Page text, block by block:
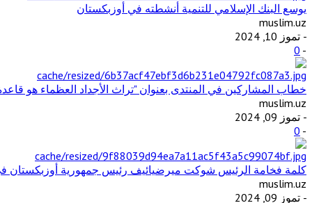
يوسع البنك الإسلامي للتنمية أنشطته في أوزبكستان
muslim.uz
- تموز 10, 2024
-
0
خطاب المشاركين في المنتدى بعنوان "تراث الأجداد العظماء هو
muslim.uz
- تموز 09, 2024
-
0
كلمة فخامة الرئيس شوكت ميرضيائيف رئيس جمهورية أوزبكستان في
muslim.uz
- تموز 09, 2024